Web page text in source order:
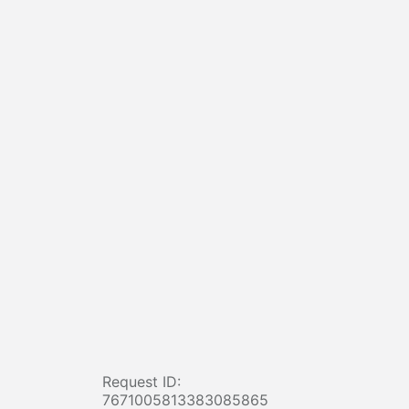
Request ID:
7671005813383085865